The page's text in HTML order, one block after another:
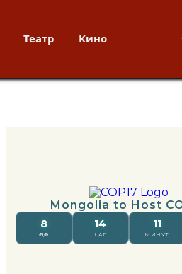
Театр Кино